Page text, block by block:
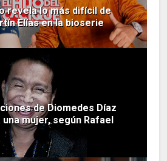
revela lo más difícil de
Elías en la bioserie
de Diomedes Díaz
mujer, según Rafael